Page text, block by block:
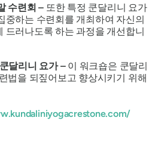
수련회 – 또한 특정 쿤달리니 요가
중하는 수련회를 개최하여 자신의
드러나도록 하는 과정을 개선합니
달리니 요가 – 이 워크숍은 쿤달리
법을 되짚어보고 향상시키기 위해